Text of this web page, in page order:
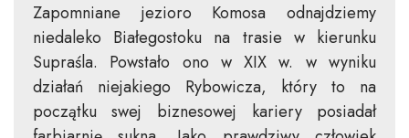
Zapomniane jezioro Komosa odnajdziemy
niedaleko Białegostoku na trasie w kierunku
Supraśla. Powstało ono w XIX w. w wyniku
działań niejakiego Rybowicza, który to na
początku swej biznesowej kariery posiadał